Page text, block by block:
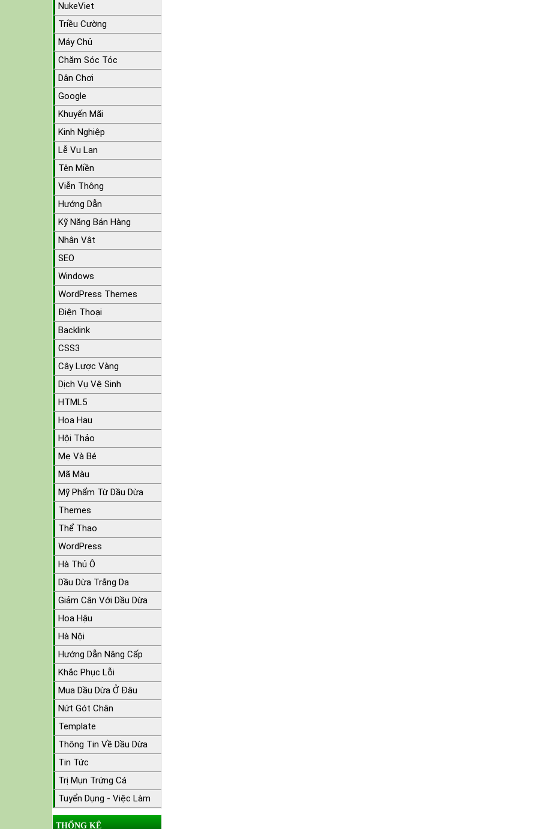
NukeViet
Triều Cường
Máy Chủ
Chăm Sóc Tóc
Dân Chơi
Google
Khuyến Mãi
Kinh Nghiệp
Lễ Vu Lan
Tên Miền
Viễn Thông
Hướng Dẫn
Kỹ Năng Bán Hàng
Nhân Vật
SEO
Windows
WordPress Themes
Điện Thoại
Backlink
CSS3
Cây Lược Vàng
Dịch Vụ Vệ Sinh
HTML5
Hoa Hau
Hội Thảo
Mẹ Và Bé
Mã Màu
Mỹ Phẩm Từ Dầu Dừa
Themes
Thể Thao
WordPress
Hà Thủ Ô
Dầu Dừa Trắng Da
Giảm Cân Với Dầu Dừa
Hoa Hậu
Hà Nội
Hướng Dẫn Nâng Cấp
Khắc Phục Lỗi
Mua Dầu Dừa Ở Đâu
Nứt Gót Chân
Template
Thông Tin Về Dầu Dừa
Tin Tức
Trị Mụn Trứng Cá
Tuyển Dụng - Việc Làm
THỐNG KÊ